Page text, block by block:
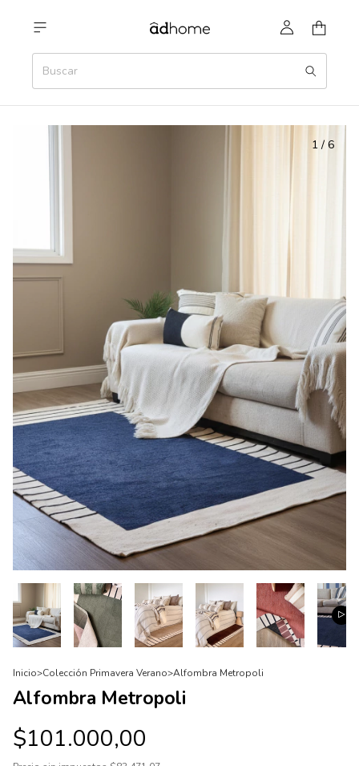
1/ 6
Inicio>Colección Primavera Verano>Alfombra Metropoli
Alfombra Metropoli
$101.000,00